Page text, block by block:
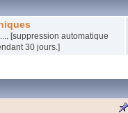
[suppression automatique
30 jours.]